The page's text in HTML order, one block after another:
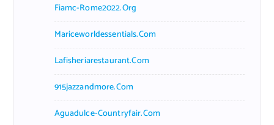
Fiamc-Rome2022.org
Mariceworldessentials.com
Lafisheriarestaurant.com
915jazzandmore.com
Aguadulce-Countryfair.com